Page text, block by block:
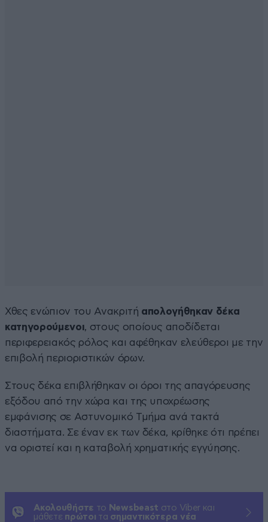
Χθες ενώπιον του Ανακριτή απολογήθηκαν δέκα
κατηγορούμενοι, στους οποίους αποδίδεται
περιφερειακός ρόλος και αφέθηκαν ελεύθεροι με την
επιβολή περιοριστικών όρων.
Στους δέκα επιβλήθηκαν οι όροι της απαγόρευσης
εξόδου από την χώρα και της υποχρέωσης
εμφάνισης σε Αστυνομικό Τμήμα ανά τακτά
διαστήματα. Σε έναν εκ των δέκα, κρίθηκε ότι πρέπει
να οριστεί και η καταβολή χρηματικής εγγύησης.
Ακολουθήστε το Newsbeast στο Viber και
μάθετε πρώτοι τα σημαντικότερα νέα